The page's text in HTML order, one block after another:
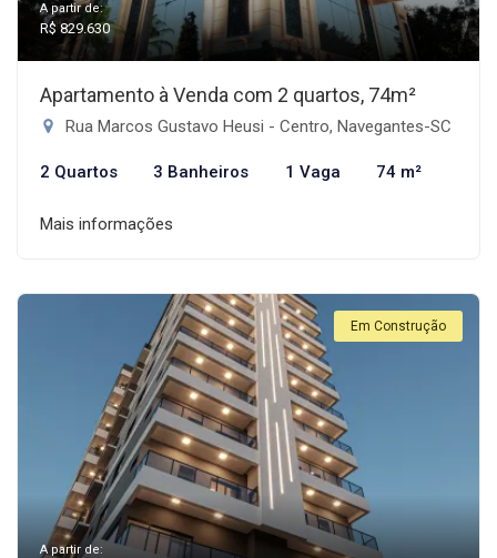
A partir de:
R$ 829.630
Apartamento à Venda com 2 quartos, 74m²
Rua Marcos Gustavo Heusi - Centro, Navegantes-SC
2 Quartos 3 Banheiros 1 Vaga 74 m²
Mais informações
Em Construção
A partir de: